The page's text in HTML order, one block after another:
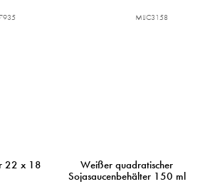
22 x 18
Weißer quadratischer
Sojasaucenbehälter 150 ml
MIJC3158